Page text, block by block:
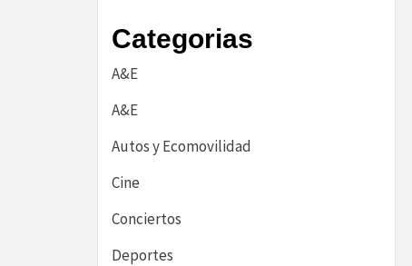
Categorias
A&E
A&E
Autos y Ecomovilidad
Cine
Conciertos
Deportes